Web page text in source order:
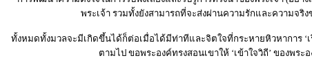
พระเจ้า รวมทั้งยังสามารถที่จะส่งผ่านความรักและความจ
ทั้งหมดทั้งมวลจะมีเกิดขึ้นได้ก็ต่อเมื่อได้มีท่าทีและจิตใจที่กระหายหิวหาการ ‘เ
ตามไป ขอพระองค์ทรงสอนเขาให้ ‘เข้าใจวิถี’ ของพร